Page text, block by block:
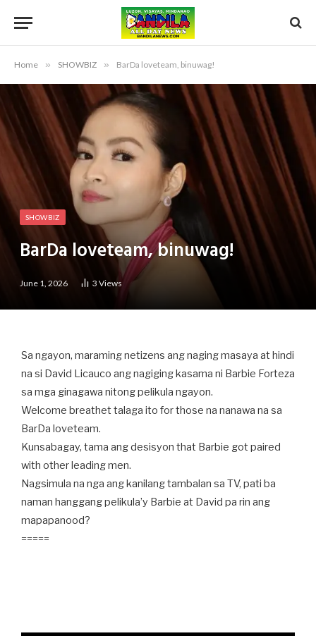
Home » SHOWBIZ » BarDa loveteam, binuwag!
SHOWBIZ
BarDa loveteam, binuwag!
June 1, 2026 3 Views
Sa ngayon, maraming netizens ang naging masaya at hindi
na si David Licauco ang nagiging kasama ni Barbie Forteza
sa mga ginagawa nitong pelikula ngayon.
Welcome breathet talaga ito for those na nanawa na sa
BarDa loveteam.
Kunsabagay, tama ang desisyon that Barbie got paired
with other leading men.
Nagsimula na nga ang kanilang tambalan sa TV, pati ba
naman hanggang pelikula’y Barbie at David pa rin ang
mapapanood?
=====